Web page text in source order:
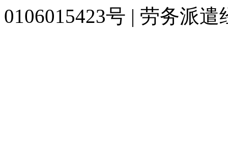
0106015423号 | 劳务派